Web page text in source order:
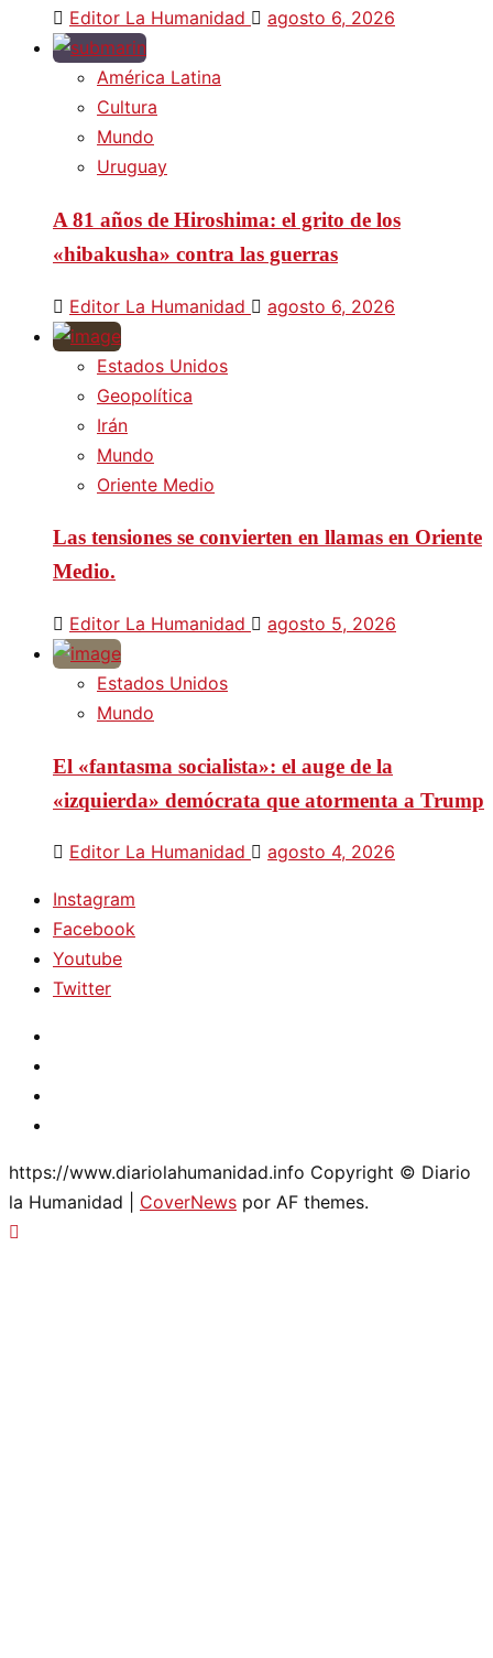
Editor La Humanidad agosto 6, 2026
América Latina
Cultura
Mundo
Uruguay
A 81 años de Hiroshima: el grito de los
«hibakusha» contra las guerras
Editor La Humanidad agosto 6, 2026
Estados Unidos
Geopolítica
Irán
Mundo
Oriente Medio
Las tensiones se convierten en llamas en Oriente
Medio.
Editor La Humanidad agosto 5, 2026
Estados Unidos
Mundo
El «fantasma socialista»: el auge de la
«izquierda» demócrata que atormenta a Trump
Editor La Humanidad agosto 4, 2026
Instagram
Facebook
Youtube
Twitter
https://www.diariolahumanidad.info Copyright © Diario
la Humanidad
CoverNews por AF themes.